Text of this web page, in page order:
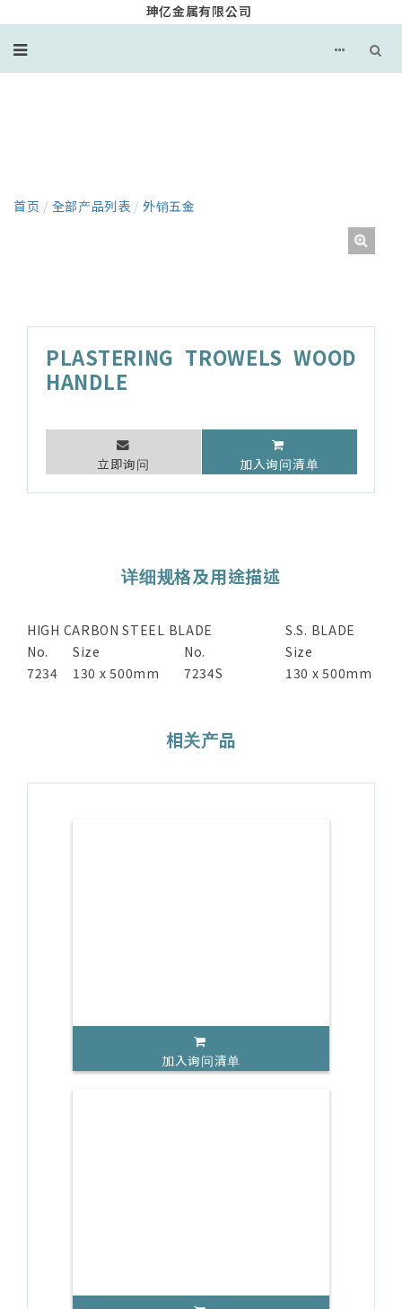
珅亿金属有限公司
首页 / 全部产品列表 / 外销五金
PLASTERING TROWELS WOOD
HANDLE
立即询问 加入询问清单
详细规格及用途描述
HIGH CARBON STEEL BLADE
S.S. BLADE
No.
Size No.
Size
7234
130 x 500mm 7234S 130 x 500mm
相关产品
加入询问清单